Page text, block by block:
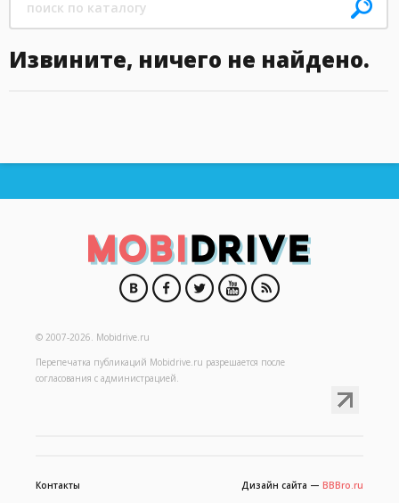
Извините, ничего не найдено.
© 2007-2026. Mobidrive.ru
Перепечатка публикаций Mobidrive.ru разрешается после
согласования с администрацией.
Дизайн сайта — BBBro.ru
Контакты